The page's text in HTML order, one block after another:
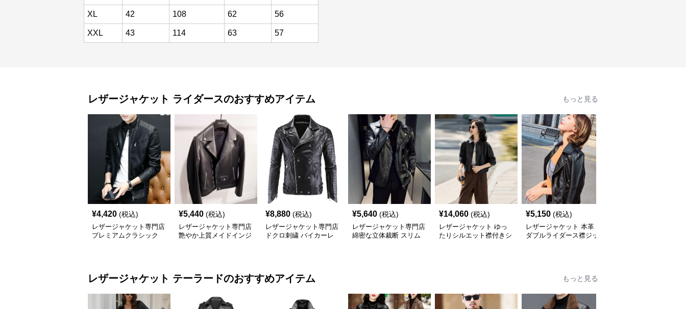
XL 42 108 62 56
XXL 43 114 63 57
レザージャケット ライダースのおすすめアイテム もっと見る
¥4,420 (税込)
レザージャケット専門店
プレミアムクラシック
¥5,440 (税込)
レザージャケット専門店
艶やか上質メイドインジ
¥8,880 (税込)
レザージャケット専門店
ドクロ刺繍 バイカーレ
¥5,640 (税込)
レザージャケット専門店
綿密な立体裁断 スリム
¥14,060 (税込)
レザージャケット ゆっ
たりシルエット襟付きシ
¥5,150 (税込)
レザージャケット 本革
ダブルライダース襟ジッ
レザージャケット テーラードのおすすめアイテム もっと見る